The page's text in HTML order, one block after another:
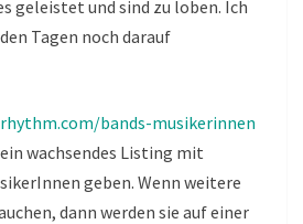
geleistet und sind zu loben. Ich
Tagen noch darauf
bands-musikerinnen
wachsendes Listing mit
geben. Wenn weitere
dann werden sie auf einer